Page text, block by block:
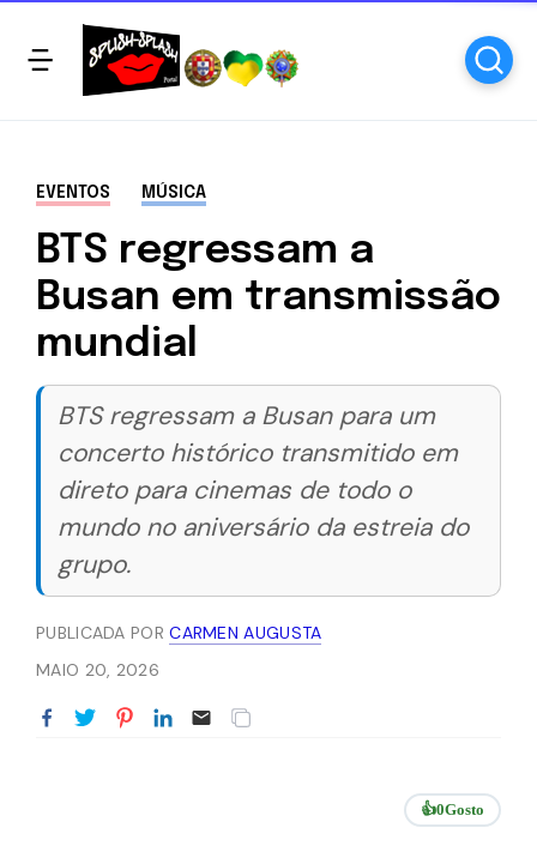
EVENTOS MÚSICA
BTS regressam a
Busan em transmissão
mundial
BTS regressam a Busan para um
concerto histórico transmitido em
direto para cinemas de todo o
mundo no aniversário da estreia do
grupo.
PUBLICADA PORCARMEN AUGUSTA
MAIO 20, 2026
👍0Gosto